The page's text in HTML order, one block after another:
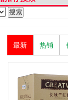
最新 热销